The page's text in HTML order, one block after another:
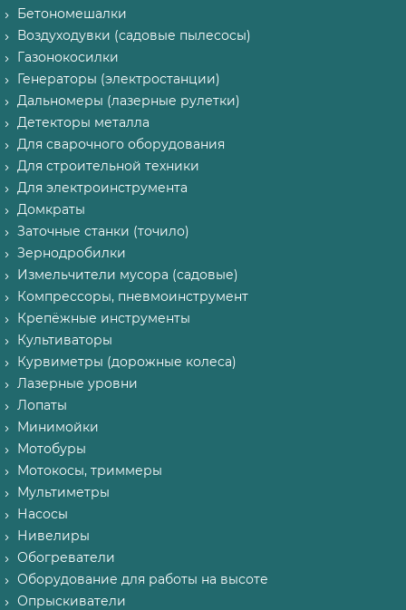
Бетономешалки
Воздуходувки (садовые пылесосы)
Газонокосилки
Генераторы (электростанции)
Дальномеры (лазерные рулетки)
Детекторы металла
Для сварочного оборудования
Для строительной техники
Для электроинструмента
Домкраты
Заточные станки (точило)
Зернодробилки
Измельчители мусора (садовые)
Компрессоры, пневмоинструмент
Крепёжные инструменты
Культиваторы
Курвиметры (дорожные колеса)
Лазерные уровни
Лопаты
Минимойки
Мотобуры
Мотокосы, триммеры
Мультиметры
Насосы
Нивелиры
Обогреватели
Оборудование для работы на высоте
Опрыскиватели